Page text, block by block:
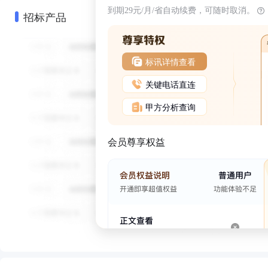
招标产品 到期29元/月/省自动续费，可随时取消。
标讯详情查看
关键电话直连
甲方分析查询
会员尊享权益